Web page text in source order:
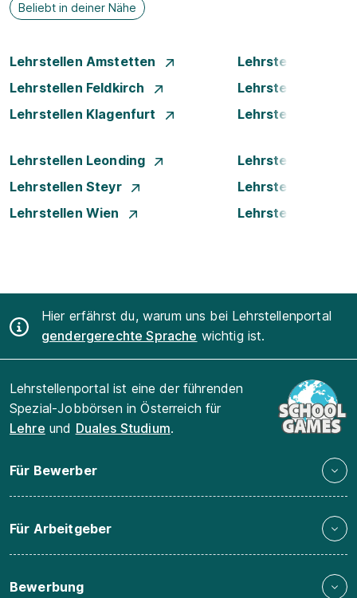
Beliebt in deiner Nähe
Lehrstellen Amstetten
Lehrstellen
Lehrstellen Feldkirch
Lehrstellen Graz
Lehrstellen Klagenfurt
Lehrstellen
Lehrstellen Leonding
Lehrstellen Linz
Lehrstellen Steyr
Lehrstellen Traun
Lehrstellen Wien
Lehrstellen
Hier erfährst du, warum uns bei Lehrstellenportal
gendergerechte Sprache wichtig ist.
Lehrstellenportal ist eine der führenden
Spezial-Jobbörsen in Österreich für
Lehre und Duales Studium.
Für Bewerber
Für Arbeitgeber
Bewerbung